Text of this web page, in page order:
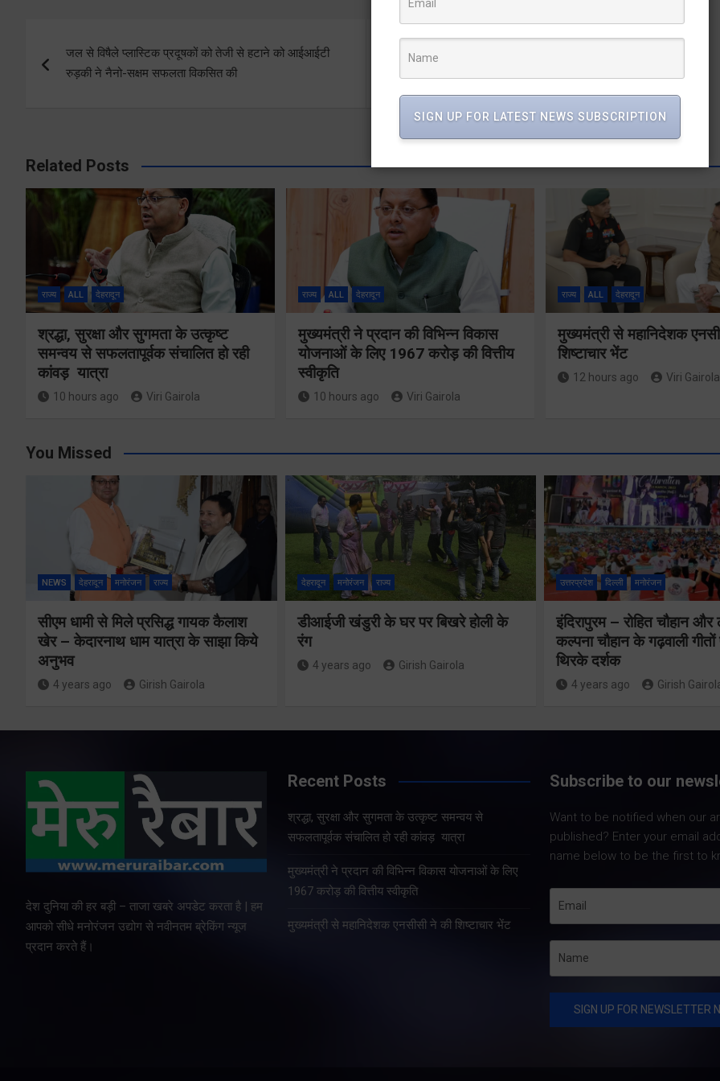
navigation
जल से विषैले प्लास्टिक प्रदूषकों को तेजी से हटाने को आईआईटी
रुड़की ने नैनो-सक्षम सफलता विकसित की
मुख्यमंत्री ने दिया विभिन्न विकास योजनाओं के लिए 160.54 करोड़
Related Posts
राज्य ALL देहरादून
श्रद्धा, सुरक्षा और सुगमता के उत्कृष्ट
समन्वय से सफलतापूर्वक संचालित हो रही
कांवड़ यात्रा
10 hours ago Viri Gairola
राज्य ALL देहरादून
मुख्यमंत्री ने प्रदान की विभिन्न विकास
योजनाओं के लिए 1967 करोड़ की वित्तीय
स्वीकृति
10 hours ago Viri Gairola
राज्य ALL देहरादून
मुख्यमंत्री से महानिदेशक
शिष्टाचार भेंट
12 hours ago Viri Gairola
You Missed
NEWS देहरादून मनोरंजन राज्य
सीएम धामी से मिले प्रसिद्ध गायक कैलाश
खेर – केदारनाथ धाम यात्रा के साझा किये
अनुभव
4 years ago Girish Gairola
देहरादून मनोरंजन राज्य
डीआईजी खंडुरी के घर पर बिखरे होली के
रंग
4 years ago Girish Gairola
उत्तरप्रदेश दिल्ली मनोरंजन
इंदिरापुरम – रोहित चौहान और
कल्पना चौहान के गढ़वाली
थिरके दर्शक
4 years ago Girish
देश दुनिया की हर बड़ी – ताजा खबरे अपडेट करता है | हम
आपको सीधे मनोरंजन उद्योग से नवीनतम ब्रेकिंग न्यूज
प्रदान करते हैं।
Recent Posts
श्रद्धा, सुरक्षा और सुगमता के उत्कृष्ट समन्वय से
सफलतापूर्वक संचालित हो रही कांवड़ यात्रा
मुख्यमंत्री ने प्रदान की विभिन्न विकास योजनाओं के लिए
1967 करोड़ की वित्तीय स्वीकृति
मुख्यमंत्री से महानिदेशक एनसीसी ने की शिष्टाचार भेंट
Subscribe to our
Want to be notified when our
published? Enter your email
name below to be the first to
में रहें अधिकारीः
Share Nowदेहरादून। मुख्य
सचिव आनंद बर्द्धन ने गुरुवार को
राज्य आपातकालीन परिचालन
केंद्र पहुंचकर प्रदेश में लगातार
उत्पन्न स्थिति की विस्तृत समीक्षा
श्रद्धा,
सुगमता के
उत्कृष्ट
से
कांवड़
Share Now
Share
मुख्यमंत्री पुष्कर सिंह
कुशल नेतृत्व एवं राज्य
सुचारु रूप से
SIGN UP FOR LATEST NEWS SUBSCRIPTION